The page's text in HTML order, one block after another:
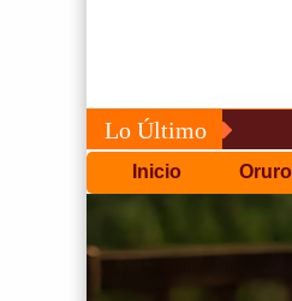
Lo Último
Inicio Oruro